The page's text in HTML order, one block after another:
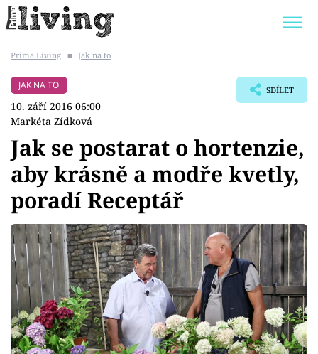
BYDLENÍ SLAVNÝCH
Témata
Bydlení
Zahrada
Design
Sledujte prima+
Prima Living ■ Jak na to
JAK NA TO
10. září 2016 06:00
Markéta Zídková
SDÍLET
Jak se postarat o hortenzie,
aby krásně a modře kvetly,
poradí Receptář